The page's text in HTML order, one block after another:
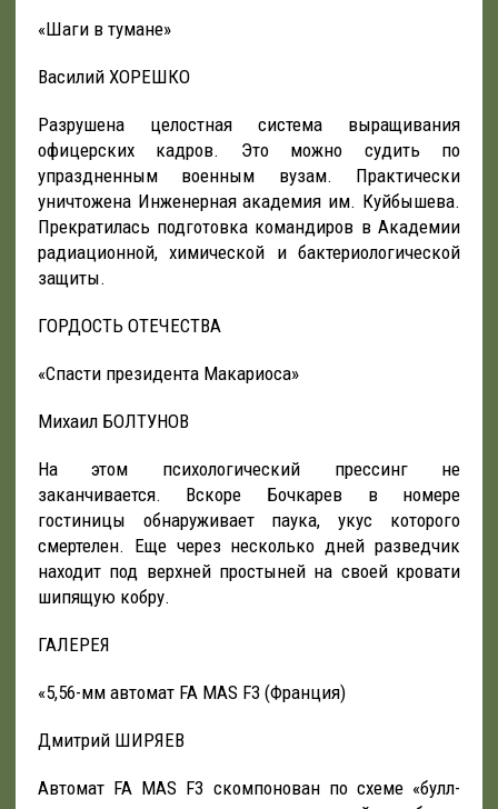
«Шаги в тумане»
Василий ХОРЕШКО
Разрушена целостная система выращивания
офицерских кадров. Это можно судить по
упраздненным военным вузам. Практически
уничтожена Инженерная академия им. Куйбышева.
Прекратилась подготовка командиров в Академии
радиационной, химической и бактериологической
защиты.
ГОРДОСТЬ ОТЕЧЕСТВА
«Спасти президента Макариоса»
Михаил БОЛТУНОВ
На этом психологический прессинг не
заканчивается. Вскоре Бочкарев в номере
гостиницы обнаруживает паука, укус которого
смертелен. Еще через несколько дней разведчик
находит под верхней простыней на своей кровати
шипящую кобру.
ГАЛЕРЕЯ
«5,56-мм автомат FA MAS F3 (Франция)
Дмитрий ШИРЯЕВ
Автомат FA MAS F3 скомпонован по схеме «булл-